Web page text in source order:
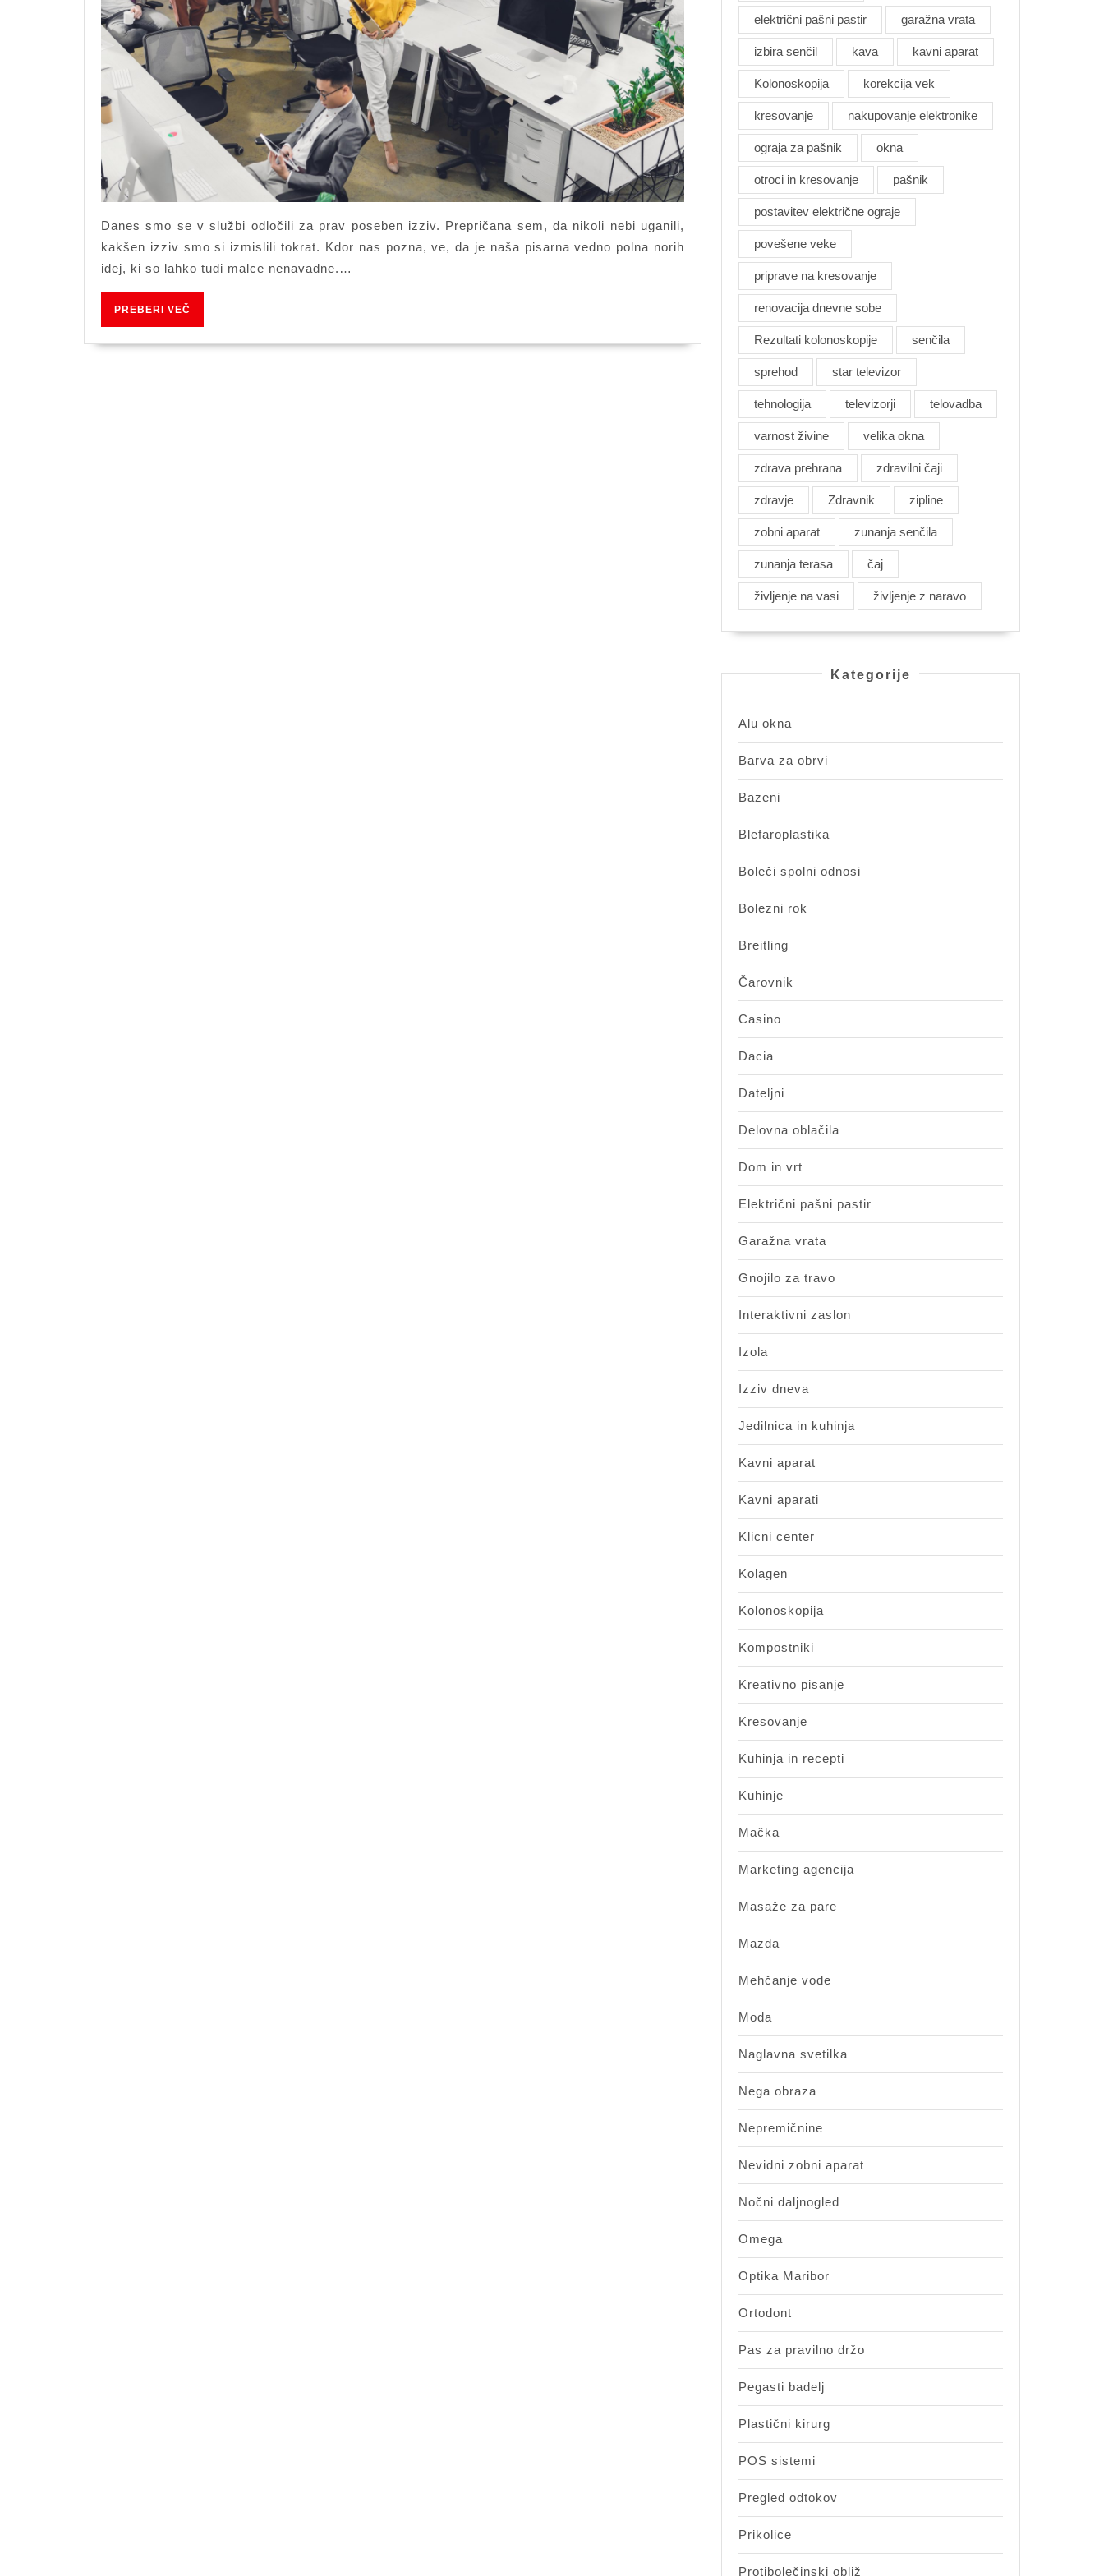
Danes smo se v službi odločili za prav poseben izziv. Prepričana sem, da nikoli nebi uganili,
kakšen izziv smo si izmislili tokrat. Kdor nas pozna, ve, da je naša pisarna vedno polna norih
idej, ki so lahko tudi malce nenavadne.…
PREBERI VEČ
električni pašni pastir garažna vrata
izbira senčil kava kavni aparat
Kolonoskopija korekcija vek
kresovanje nakupovanje elektronike
ograja za pašnik okna
otroci in kresovanje pašnik
postavitev električne ograje
povešene veke
priprave na kresovanje
renovacija dnevne sobe
Rezultati kolonoskopije senčila
sprehod star televizor
tehnologija televizorji telovadba
varnost živine velika okna
zdrava prehrana zdravilni čaji
zdravje Zdravnik zipline
zobni aparat zunanja senčila
zunanja terasa čaj
življenje na vasi življenje z naravo
Kategorije
Alu okna
Barva za obrvi
Bazeni
Blefaroplastika
Boleči spolni odnosi
Bolezni rok
Breitling
Čarovnik
Casino
Dacia
Dateljni
Delovna oblačila
Dom in vrt
Električni pašni pastir
Garažna vrata
Gnojilo za travo
Interaktivni zaslon
Izola
Izziv dneva
Jedilnica in kuhinja
Kavni aparat
Kavni aparati
Klicni center
Kolagen
Kolonoskopija
Kompostniki
Kreativno pisanje
Kresovanje
Kuhinja in recepti
Kuhinje
Mačka
Marketing agencija
Masaže za pare
Mazda
Mehčanje vode
Moda
Naglavna svetilka
Nega obraza
Nepremičnine
Nevidni zobni aparat
Nočni daljnogled
Omega
Optika Maribor
Ortodont
Pas za pravilno držo
Pegasti badelj
Plastični kirurg
POS sistemi
Pregled odtokov
Prikolice
Protibolečinski obliž